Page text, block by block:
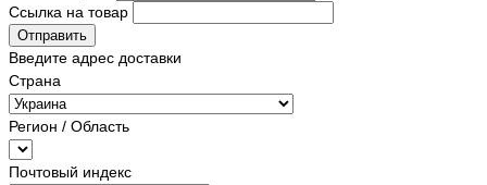
Ссылка на товар
Отправить
Введите адрес доставки
Страна
Регион / Область
Почтовый индекс